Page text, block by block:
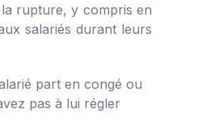
rupture, y compris en
salariés durant leurs
part en congé ou
pas à lui régler